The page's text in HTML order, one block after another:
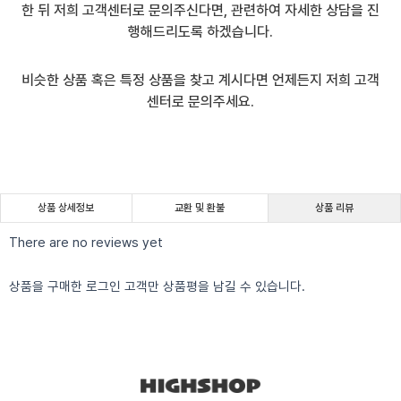
한 뒤 저희 고객센터로 문의주신다면, 관련하여 자세한 상담을 진
행해드리도록 하겠습니다.
비슷한 상품 혹은 특정 상품을 찾고 계시다면 언제든지 저희 고객
센터로 문의주세요.
상품 상세정보 교환 및 환불 상품 리뷰
There are no reviews yet
상품을 구매한 로그인 고객만 상품평을 남길 수 있습니다.